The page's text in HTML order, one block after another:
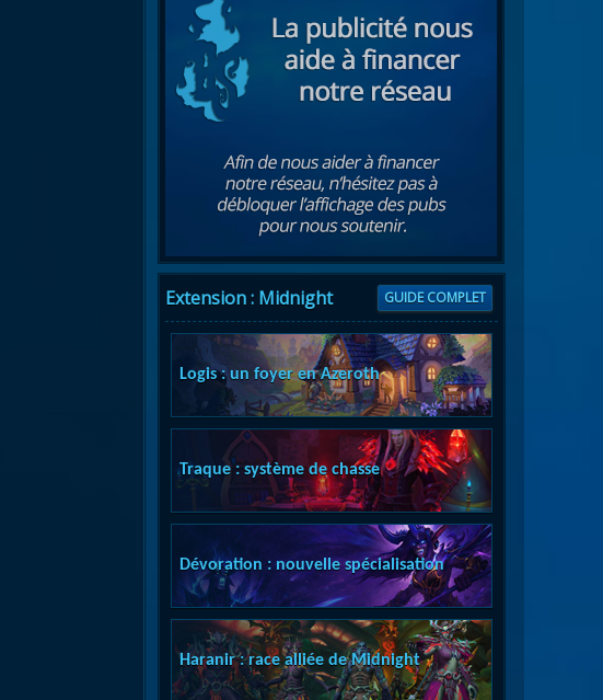
Extension : Midnight GUIDE COMPLET
Logis : un foyer en Azeroth
Traque : système de chasse
Dévoration : nouvelle spécialisation
Haranir : race alliée de Midnight